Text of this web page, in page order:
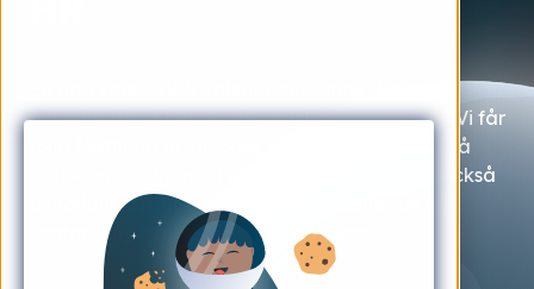
annorlunda ut beroende på vilken dag det är. Vi får
följa Mathilda (iGoMoons första "HR) en dag på
iGoMoon och komiskt nog så började dagen också
annorlunda redan innan Mathilda anlände till
kontoret pga av en oväntad incident.